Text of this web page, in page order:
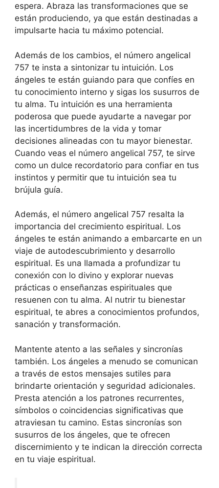
espera. Abraza las transformaciones que se
están produciendo, ya que están destinadas a
impulsarte hacia tu máximo potencial.
Además de los cambios, el número angelical
757 te insta a sintonizar tu intuición. Los
ángeles te están guiando para que confíes en
tu conocimiento interno y sigas los susurros de
tu alma. Tu intuición es una herramienta
poderosa que puede ayudarte a navegar por
las incertidumbres de la vida y tomar
decisiones alineadas con tu mayor bienestar.
Cuando veas el número angelical 757, te sirve
como un dulce recordatorio para confiar en tus
instintos y permitir que tu intuición sea tu
brújula guía.
Además, el número angelical 757 resalta la
importancia del crecimiento espiritual. Los
ángeles te están animando a embarcarte en un
viaje de autodescubrimiento y desarrollo
espiritual. Es una llamada a profundizar tu
conexión con lo divino y explorar nuevas
prácticas o enseñanzas espirituales que
resuenen con tu alma. Al nutrir tu bienestar
espiritual, te abres a conocimientos profundos,
sanación y transformación.
Mantente atento a las señales y sincronías
también. Los ángeles a menudo se comunican
a través de estos mensajes sutiles para
brindarte orientación y seguridad adicionales.
Presta atención a los patrones recurrentes,
símbolos o coincidencias significativas que
atraviesan tu camino. Estas sincronías son
susurros de los ángeles, que te ofrecen
discernimiento y te indican la dirección correcta
en tu viaje espiritual.